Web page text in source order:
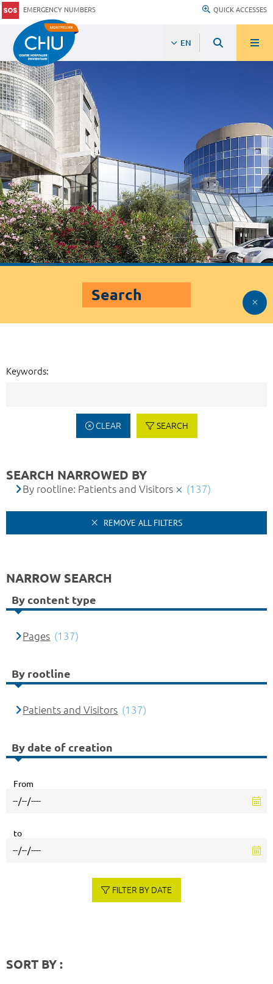
EMERGENCY NUMBERS QUICK ACCESSES
EN
Search
Keywords:
CLEAR SEARCH
SEARCH NARROWED BY
By rootline: Patients and Visitors (137)
REMOVE ALL FILTERS
NARROW SEARCH
By content type
Pages (137)
By rootline
Patients and Visitors (137)
By date of creation
From
to
FILTER BY DATE
SORT BY :